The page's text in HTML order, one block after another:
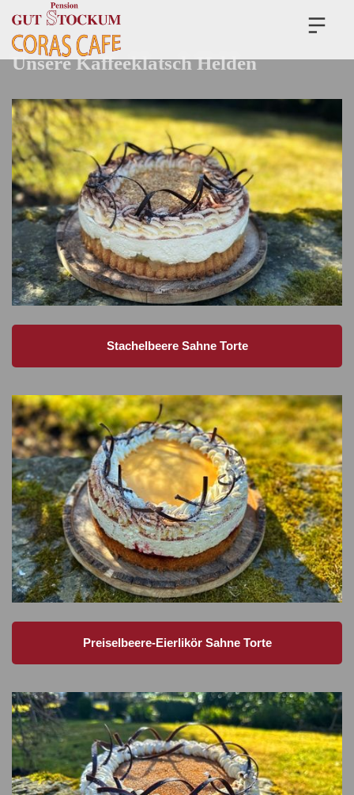
Unsere Kaffeeklatsch Helden
Stachelbeere Sahne Torte
Preiselbeere-Eierlikör Sahne Torte